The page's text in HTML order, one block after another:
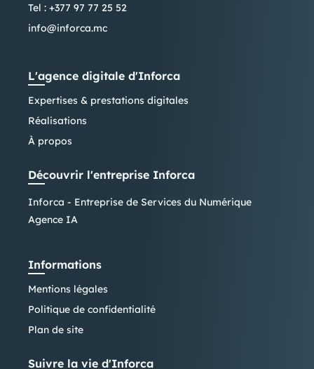
Tel : +377 97 77 25 52
info@inforca.mc
L'agence digitale d'Inforca
Expertises & prestations digitales
Réalisations
À propos
Découvrir l'entreprise Inforca
Inforca - Entreprise de Services du Numérique
Agence IA
Informations
Mentions légales
Politique de confidentialité
Plan de site
Suivre la vie d'Inforca